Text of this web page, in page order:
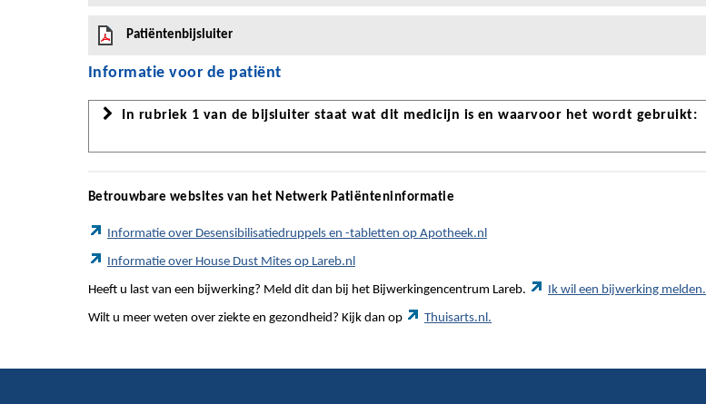
Patiëntenbijsluiter
Informatie voor de patiënt
In rubriek 1 van de bijsluiter staat wat dit medicijn is en waarvoor het wordt gebruikt:
Betrouwbare websites van het Netwerk Patiënteninformatie
Informatie over Desensibilisatiedruppels en -tabletten op Apotheek.nl
Informatie over House Dust Mites op Lareb.nl
Heeft u last van een bijwerking? Meld dit dan bij het Bijwerkingencentrum Lareb. Ik wil een bijwerking melden.
Wilt u meer weten over ziekte en gezondheid? Kijk dan op Thuisarts.nl.